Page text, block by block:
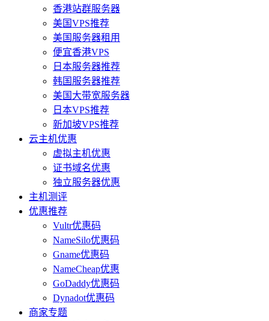
香港站群服务器
美国VPS推荐
美国服务器租用
便宜香港VPS
日本服务器推荐
韩国服务器推荐
美国大带宽服务器
日本VPS推荐
新加坡VPS推荐
云主机优惠
虚拟主机优惠
证书域名优惠
独立服务器优惠
主机测评
优惠推荐
Vultr优惠码
NameSilo优惠码
Gname优惠码
NameCheap优惠
GoDaddy优惠码
Dynadot优惠码
商家专题